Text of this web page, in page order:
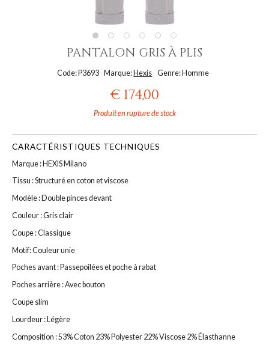
PANTALON GRIS À PLIS
Code: P3693 Marque: Hexis Genre: Homme
€ 174,00
Produit en rupture de stock
CARACTÉRISTIQUES TECHNIQUES
Marque : HEXIS Milano
Tissu : Structuré en coton et viscose
Modèle : Double pinces devant
Couleur : Gris clair
Coupe : Classique
Motif: Couleur unie
Poches avant : Passepoilées et poche à rabat
Poches arrière : Avec bouton
Coupe slim
Lourdeur : Légère
Composition : 53% Coton 23% Polyester 22% Viscose 2% Élasthanne